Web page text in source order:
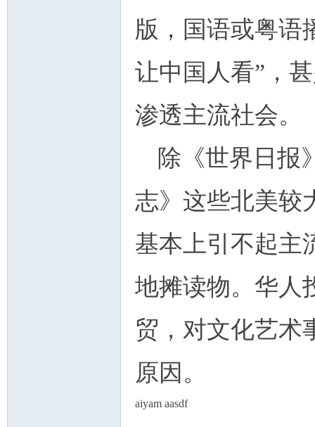
版，国语或粤语
让中国人看”，
渗透主流社会。
除《世界日报
志》这些北美较
基本上引不起主
地摊读物。华人
贸，对文化艺术
原因。
aiyam aasdf